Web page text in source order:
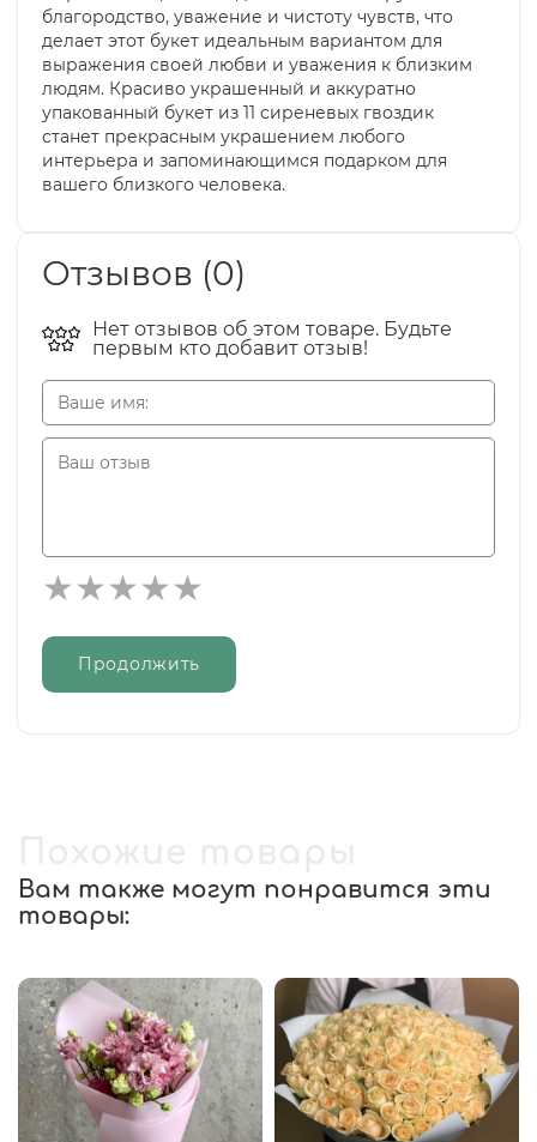
благородство, уважение и чистоту чувств, что
делает этот букет идеальным вариантом для
выражения своей любви и уважения к близким
людям. Красиво украшенный и аккуратно
упакованный букет из 11 сиреневых гвоздик
станет прекрасным украшением любого
интерьера и запоминающимся подарком для
вашего близкого человека.
Отзывов (0)
Нет отзывов об этом товаре. Будьте
первым кто добавит отзыв!
Продолжить
Вам также могут понравится эти
товары: